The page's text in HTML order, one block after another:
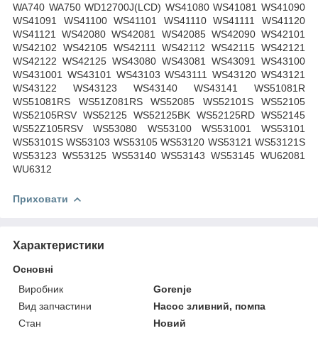
WA740 WA750 WD12700J(LCD) WS41080 WS41081 WS41090
WS41091 WS41100 WS41101 WS41110 WS41111 WS41120
WS41121 WS42080 WS42081 WS42085 WS42090 WS42101
WS42102 WS42105 WS42111 WS42112 WS42115 WS42121
WS42122 WS42125 WS43080 WS43081 WS43091 WS43100
WS431001 WS43101 WS43103 WS43111 WS43120 WS43121
WS43122 WS43123 WS43140 WS43141 WS51081R
WS51081RS WS51Z081RS WS52085 WS52101S WS52105
WS52105RSV WS52125 WS52125BK WS52125RD WS52145
WS52Z105RSV WS53080 WS53100 WS531001 WS53101
WS53101S WS53103 WS53105 WS53120 WS53121 WS53121S
WS53123 WS53125 WS53140 WS53143 WS53145 WU62081
WU6312
Приховати
Характеристики
Основні
Виробник
Gorenje
Вид запчастини
Насос зливний, помпа
Стан
Новий